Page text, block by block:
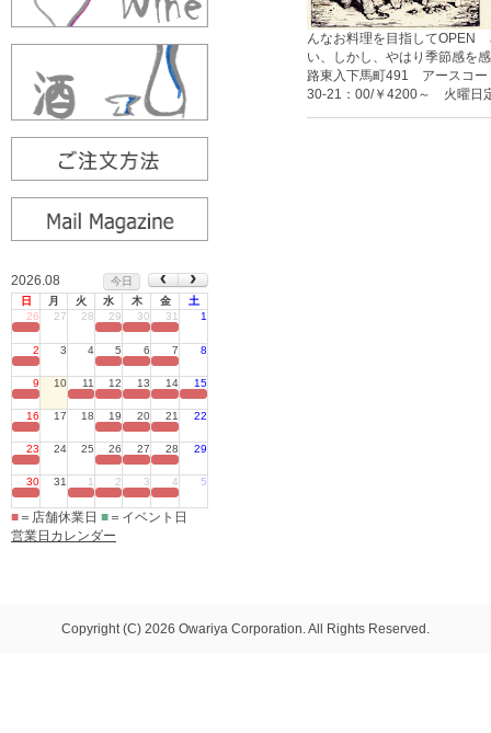
2026.08
今日
日
月 火 水 木 金
土
26
27 28 29 30 31 1
2 3 4 5 6 7 8
9 10 11 12 13 14 15
16 17 18 19 20 21 22
23 24 25 26 27 28 29
30 31 1 2 3 4 5
■ ＝店舗休業日 ■ ＝イベント日
営業日カレンダー
んなお料理を目指してOPEN
い、しかし、やはり季節感を
路東入下馬町491 アースコ
30-21：00/￥4200～ 火曜日
Copyright (C) 2026 Owariya Corporation. All Rights Reserved.